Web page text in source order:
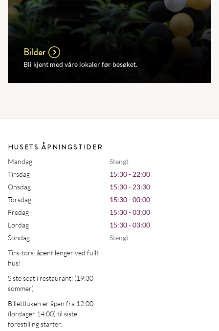
Bilder
Bli kjent med våre lokaler før besøket.
HUSETS ÅPNINGSTIDER
Mandag
Stengt
Tirsdag
15:30 - 22:00
Onsdag
15:30 - 23:30
Torsdag
15:30 - 00:00
Fredag
15:30 - 03:00
Lørdag
15:30 - 03:00
Søndag
Stengt
Tirs-tors: åpent lenger ved fullt
hus!
Siste seat i restaurant: (19:30
sommer)
Billettluken er åpen fra 12:00
(lørdager 14:00) til siste
forestilling starter.